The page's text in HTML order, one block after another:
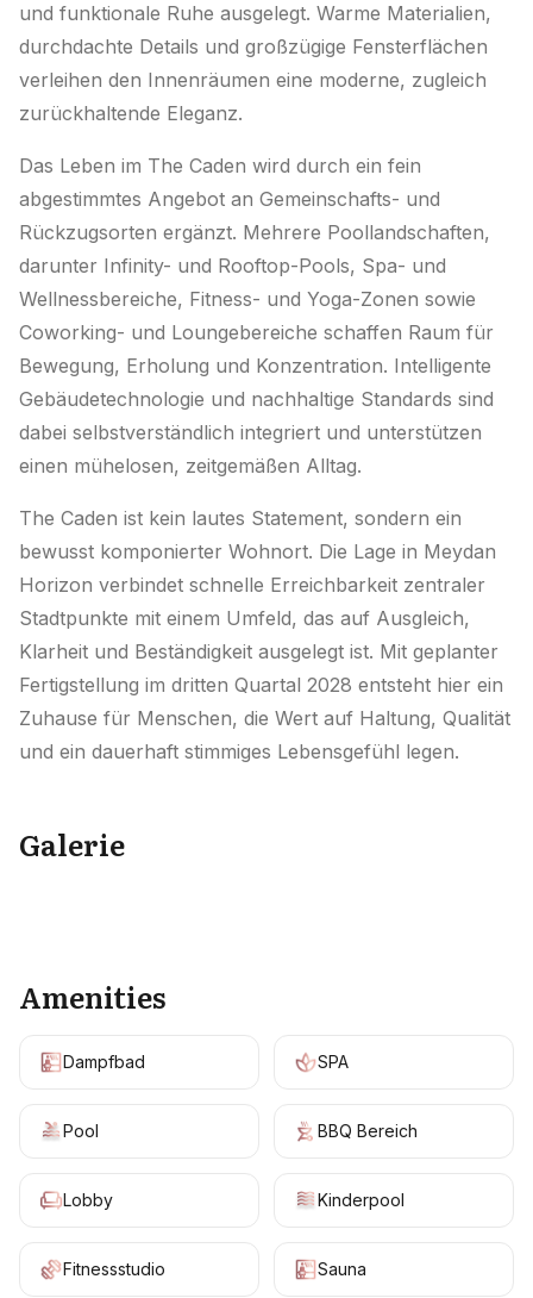
und funktionale Ruhe ausgelegt. Warme Materialien,
durchdachte Details und großzügige Fensterflächen
verleihen den Innenräumen eine moderne, zugleich
zurückhaltende Eleganz.
Das Leben im The Caden wird durch ein fein
abgestimmtes Angebot an Gemeinschafts- und
Rückzugsorten ergänzt. Mehrere Poollandschaften,
darunter Infinity- und Rooftop-Pools, Spa- und
Wellnessbereiche, Fitness- und Yoga-Zonen sowie
Coworking- und Loungebereiche schaffen Raum für
Bewegung, Erholung und Konzentration. Intelligente
Gebäudetechnologie und nachhaltige Standards sind
dabei selbstverständlich integriert und unterstützen
einen mühelosen, zeitgemäßen Alltag.
The Caden ist kein lautes Statement, sondern ein
bewusst komponierter Wohnort. Die Lage in Meydan
Horizon verbindet schnelle Erreichbarkeit zentraler
Stadtpunkte mit einem Umfeld, das auf Ausgleich,
Klarheit und Beständigkeit ausgelegt ist. Mit geplanter
Fertigstellung im dritten Quartal 2028 entsteht hier ein
Zuhause für Menschen, die Wert auf Haltung, Qualität
und ein dauerhaft stimmiges Lebensgefühl legen.
Galerie
Amenities
Dampfbad SPA
Pool BBQ Bereich
Lobby Kinderpool
Fitnessstudio Sauna